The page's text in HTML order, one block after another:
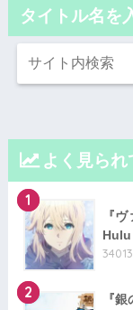
タイトル名を
よく見ら
1
『
Hulu
2
『